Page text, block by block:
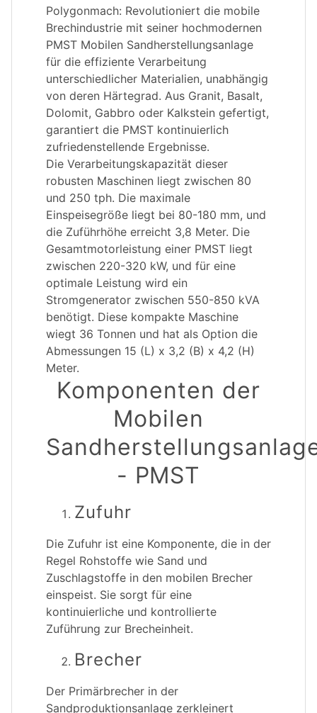
Polygonmach: Revolutioniert die mobile
Brechindustrie mit seiner hochmodernen
PMST Mobilen Sandherstellungsanlage
für die effiziente Verarbeitung
unterschiedlicher Materialien, unabhängig
von deren Härtegrad. Aus Granit, Basalt,
Dolomit, Gabbro oder Kalkstein gefertigt,
garantiert die PMST kontinuierlich
zufriedenstellende Ergebnisse.
Die Verarbeitungskapazität dieser
robusten Maschinen liegt zwischen 80
und 250 tph. Die maximale
Einspeisegröße liegt bei 80-180 mm, und
die Zuführhöhe erreicht 3,8 Meter. Die
Gesamtmotorleistung einer PMST liegt
zwischen 220-320 kW, und für eine
optimale Leistung wird ein
Stromgenerator zwischen 550-850 kVA
benötigt. Diese kompakte Maschine
wiegt 36 Tonnen und hat als Option die
Abmessungen 15 (L) x 3,2 (B) x 4,2 (H)
Meter.
Komponenten der
Mobilen
- PMST
Zufuhr
Die Zufuhr ist eine Komponente, die in der
Regel Rohstoffe wie Sand und
Zuschlagstoffe in den mobilen Brecher
einspeist. Sie sorgt für eine
kontinuierliche und kontrollierte
Zuführung zur Brecheinheit.
Brecher
Der Primärbrecher in der
Sandproduktionsanlage zerkleinert